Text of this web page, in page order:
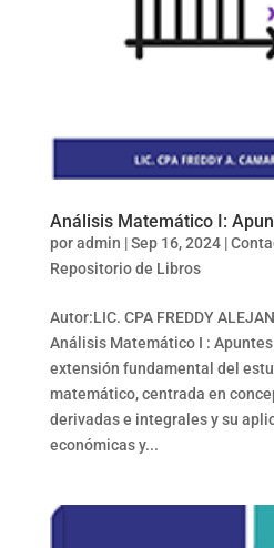
Análisis Matemático I:
poradmin |Sep 16, 2024|
Repositorio de Libros
Autor:LIC. CPA FREDDY
Análisis Matemático I :
extensión fundamental del
matemático, centrada en
derivadas e integrales y su
económicas y...